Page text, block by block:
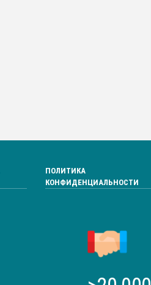
ПОЛИТИКА
КОНФИДЕНЦИАЛЬНОСТИ